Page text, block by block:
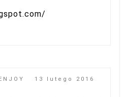
13 lutego 2016